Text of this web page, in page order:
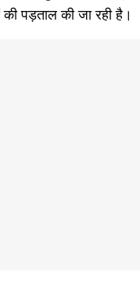
पड़ताल की जा रही है।